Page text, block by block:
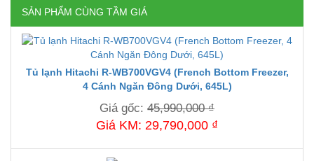
SẢN PHẨM CÙNG TẦM GIÁ
Tủ lạnh Hitachi R-WB700VGV4 (French Bottom Freezer,
4 Cánh Ngăn Đông Dưới, 645L)
Giá gốc: 45,990,000 ₫
Giá KM: 29,790,000 ₫